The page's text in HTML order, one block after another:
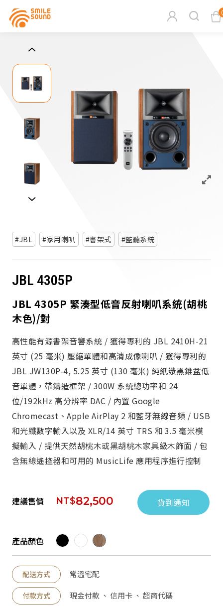
請選擇商品分類
請選擇分類
JBL 家用喇叭 書架式 監聽系統
JBL 4305P
JBL 4305P 緊湊型低音反射喇叭系統(胡桃
木色)/對
高性能有源書架音響系統 / 獲得專利的 JBL 2410H-21
英寸 (25 毫米) 壓縮單體和高清成像喇叭 / 獲得專利的
JBL JW130P-4, 5.25 英寸 (130 毫米) 純紙漿黑錐盆低
音單體，帶鑄造框架 / 300W 系統總功率和 24
位/192kHz 高分辨率 DAC / 內置 Google
Chromecast、Apple AirPlay 2 和藍牙無線音頻 / USB
和光纖數字輸入以及 XLR/14 英寸 TRS 和 3.5 毫米模
擬輸入 / 提供天然胡桃木或黑胡桃木家具級木飾面 / 包
含無線遙控器和可用的 MusicLife 應用程序進行控制
建議售價 NT$82,500 貨到通知
產品顏色
配送方式 常溫宅配
付款方式 現金付款 、 信用卡 、 超商代碼